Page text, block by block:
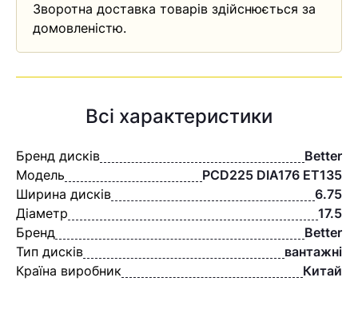
Зворотна доставка товарів здійснюється за
домовленістю.
Всі характеристики
Бренд дисків
Better
Модель
PCD225 DIA176 ET135
Ширина дисків
6.75
Діаметр
17.5
Бренд
Better
Тип дисків
вантажні
Країна виробник
Китай